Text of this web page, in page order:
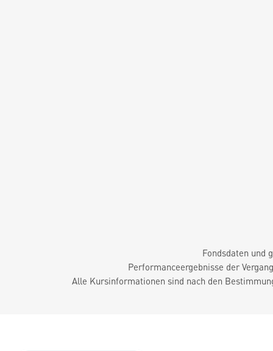
Fondsdaten und
Performanceergebnisse der
Alle Kursinformationen sind nach den